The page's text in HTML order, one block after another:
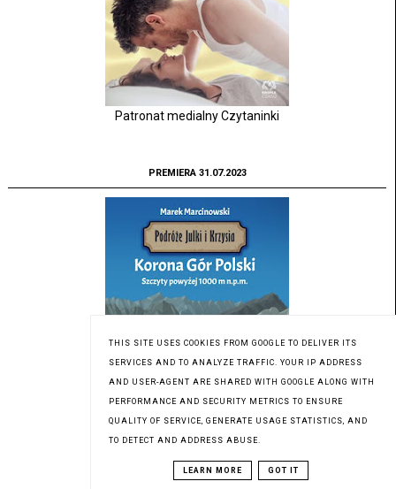
Patronat medialny Czytaninki
PREMIERA 31.07.2023
Patronat medialny Czytaninki
THIS SITE USES COOKIES FROM GOOGLE TO DELIVER ITS
SERVICES AND TO ANALYZE TRAFFIC. YOUR IP ADDRESS
AND USER-AGENT ARE SHARED WITH GOOGLE ALONG WITH
PERFORMANCE AND SECURITY METRICS TO ENSURE
QUALITY OF SERVICE, GENERATE USAGE STATISTICS, AND
TO DETECT AND ADDRESS ABUSE.
LEARN MORE GOT IT